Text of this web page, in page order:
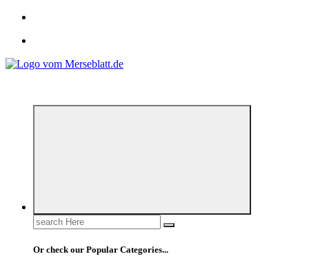
Search
for:
Or check our Popular Categories...